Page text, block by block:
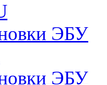
ЭБУ
ЭБУ